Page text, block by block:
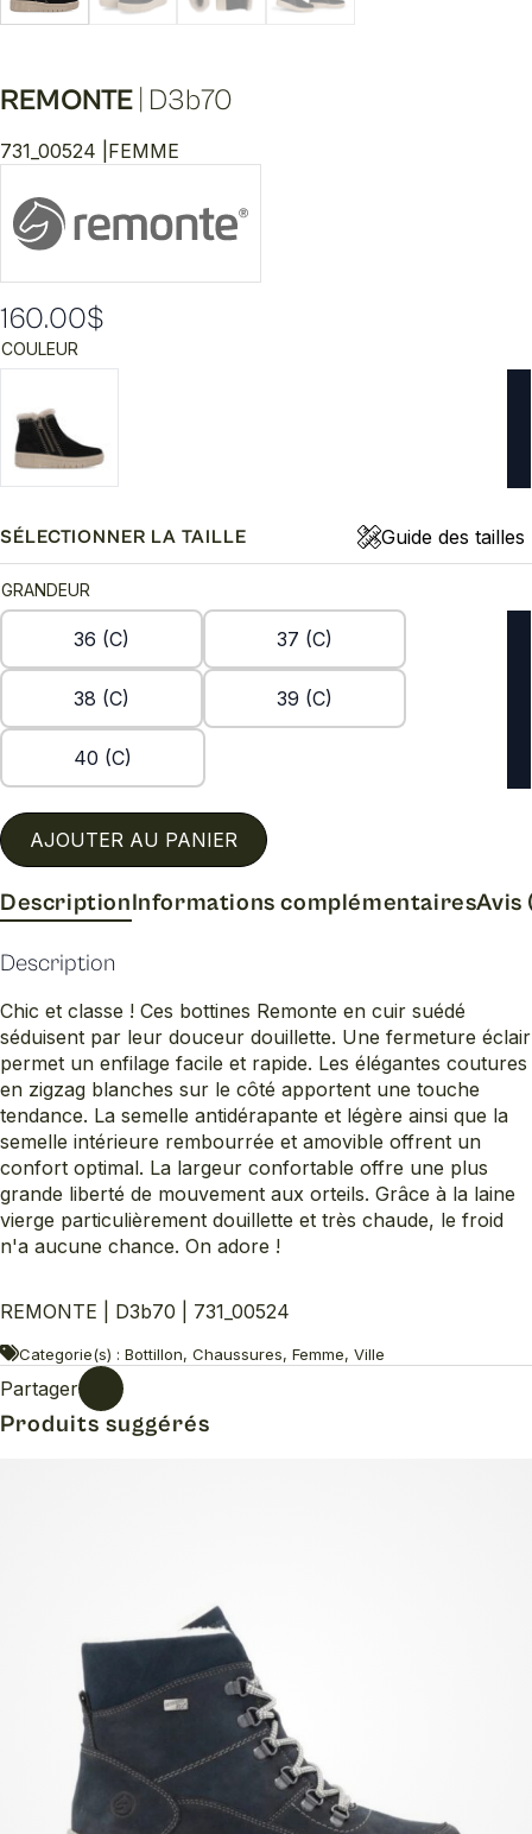
REMONTE D3b70
731_00524 | FEMME
160.00$
COULEUR
SÉLECTIONNER LA TAILLE Guide des tailles
GRANDEUR
36 (C) 37 (C)
38 (C) 39 (C)
40 (C)
AJOUTER AU PANIER
DescriptionInformations complémentairesAvis
Description
Chic et classe ! Ces bottines Remonte en cuir suédé
séduisent par leur douceur douillette. Une fermeture éclair
permet un enfilage facile et rapide. Les élégantes coutures
en zigzag blanches sur le côté apportent une touche
tendance. La semelle antidérapante et légère ainsi que la
semelle intérieure rembourrée et amovible offrent un
confort optimal. La largeur confortable offre une plus
grande liberté de mouvement aux orteils. Grâce à la laine
vierge particulièrement douillette et très chaude, le froid
n'a aucune chance. On adore !
REMONTE | D3b70 | 731_00524
Categorie(s) : Bottillon, Chaussures, Femme, Ville
Partager
Produits suggérés